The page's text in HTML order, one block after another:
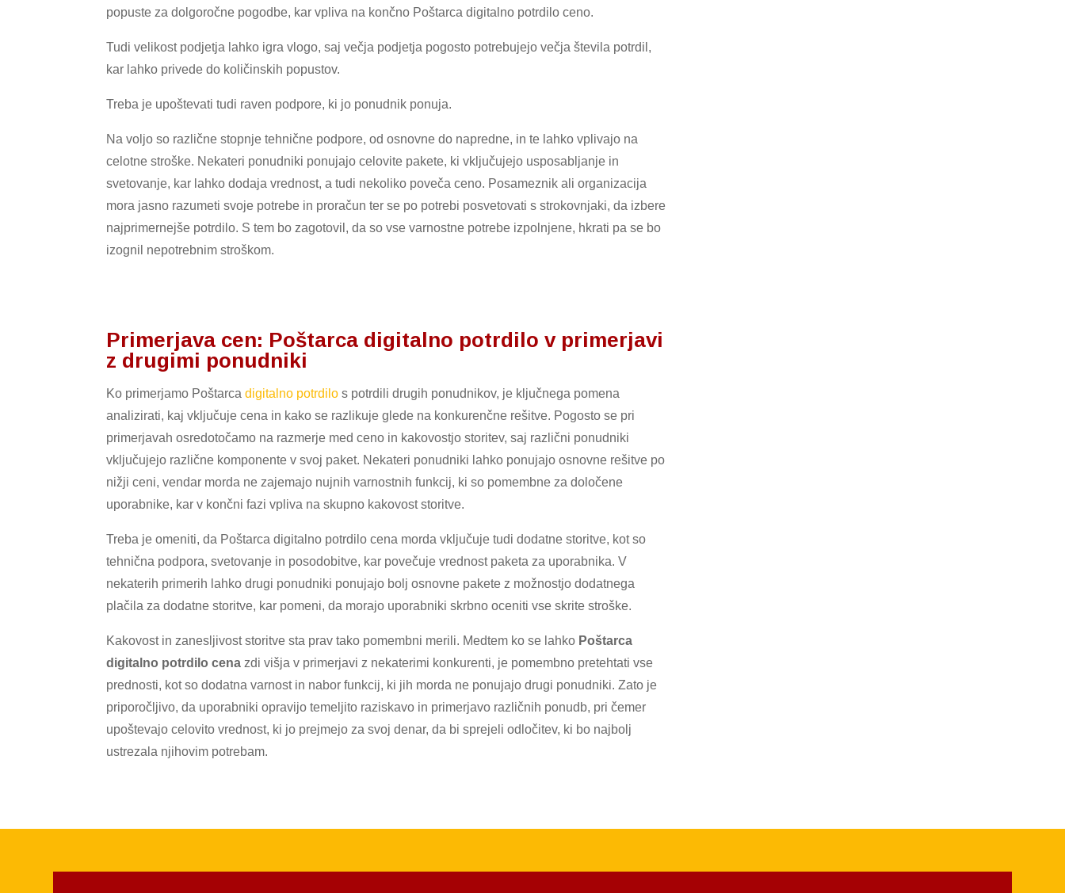
popuste za dolgoročne pogodbe, kar vpliva na končno Poštarca digitalno potrdilo ceno.
Tudi velikost podjetja lahko igra vlogo, saj večja podjetja pogosto potrebujejo večja števila potrdil,
kar lahko privede do količinskih popustov.
Treba je upoštevati tudi raven podpore, ki jo ponudnik ponuja.
Na voljo so različne stopnje tehnične podpore, od osnovne do napredne, in te lahko vplivajo na
celotne stroške. Nekateri ponudniki ponujajo celovite pakete, ki vključujejo usposabljanje in
svetovanje, kar lahko dodaja vrednost, a tudi nekoliko poveča ceno. Posameznik ali organizacija
mora jasno razumeti svoje potrebe in proračun ter se po potrebi posvetovati s strokovnjaki, da izbere
najprimernejše potrdilo. S tem bo zagotovil, da so vse varnostne potrebe izpolnjene, hkrati pa se bo
izognil nepotrebnim stroškom.
Primerjava cen: Poštarca digitalno potrdilo v primerjavi
z drugimi ponudniki
Ko primerjamo Poštarcadigitalno potrdilo s potrdili drugih ponudnikov, je ključnega pomena
analizirati, kaj vključuje cena in kako se razlikuje glede na konkurenčne rešitve. Pogosto se pri
primerjavah osredotočamo na razmerje med ceno in kakovostjo storitev, saj različni ponudniki
vključujejo različne komponente v svoj paket. Nekateri ponudniki lahko ponujajo osnovne rešitve po
nižji ceni, vendar morda ne zajemajo nujnih varnostnih funkcij, ki so pomembne za določene
uporabnike, kar v končni fazi vpliva na skupno kakovost storitve.
Treba je omeniti, da Poštarca digitalno potrdilo cena morda vključuje tudi dodatne storitve, kot so
tehnična podpora, svetovanje in posodobitve, kar povečuje vrednost paketa za uporabnika. V
nekaterih primerih lahko drugi ponudniki ponujajo bolj osnovne pakete z možnostjo dodatnega
plačila za dodatne storitve, kar pomeni, da morajo uporabniki skrbno oceniti vse skrite stroške.
Kakovost in zanesljivost storitve sta prav tako pomembni merili. Medtem ko se lahko Poštarca
digitalno potrdilo cena zdi višja v primerjavi z nekaterimi konkurenti, je pomembno pretehtati vse
prednosti, kot so dodatna varnost in nabor funkcij, ki jih morda ne ponujajo drugi ponudniki. Zato je
priporočljivo, da uporabniki opravijo temeljito raziskavo in primerjavo različnih ponudb, pri čemer
upoštevajo celovito vrednost, ki jo prejmejo za svoj denar, da bi sprejeli odločitev, ki bo najbolj
ustrezala njihovim potrebam.